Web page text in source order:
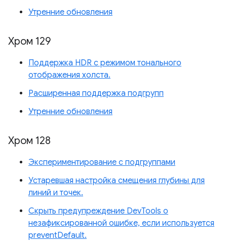
Утренние обновления
Хром 129
Поддержка HDR с режимом тонального
отображения холста.
Расширенная поддержка подгрупп
Утренние обновления
Хром 128
Экспериментирование с подгруппами
Устаревшая настройка смещения глубины для
линий и точек.
Скрыть предупреждение DevTools о
незафиксированной ошибке, если используется
preventDefault.